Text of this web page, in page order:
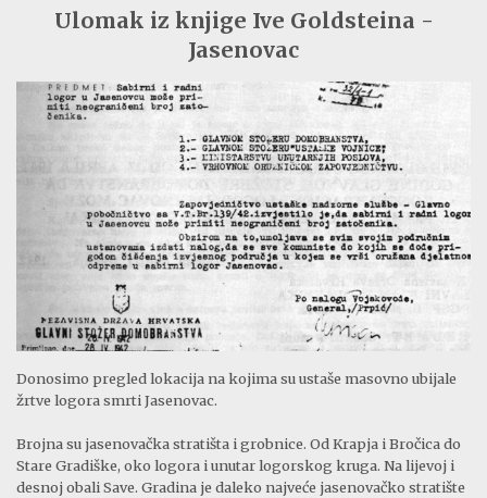
Ulomak iz knjige Ive Goldsteina -
Jasenovac
Donosimo pregled lokacija na kojima su ustaše masovno ubijale
žrtve logora smrti Jasenovac.
Brojna su jasenovačka stratišta i grobnice. Od Krapja i Bročica do
Stare Gradiške, oko logora i unutar logorskog kruga. Na lijevoj i
desnoj obali Save. Gradina je daleko najveće jasenovačko stratište